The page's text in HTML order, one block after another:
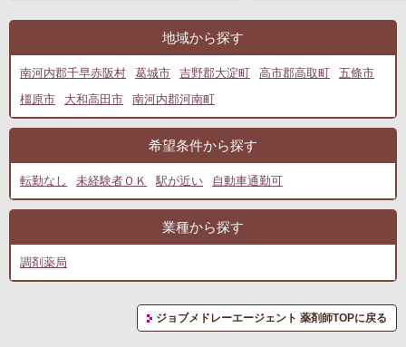
地域から探す
南河内郡千早赤阪村 葛城市 吉野郡大淀町 高市郡高取町
五條市
橿原市
大和高田市 南河内郡河南町
希望条件から探す
転勤なし 未経験者ＯＫ 駅が近い 自動車通勤可
業種から探す
調剤薬局
ジョブメドレーエージェント 薬剤師TOPに戻る